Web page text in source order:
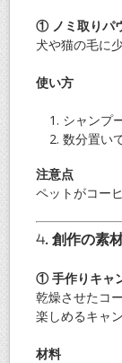
① ノミ取りパ
犬や猫の毛に
使い方
シャンプ
数分置い
注意点
ペットがコー
4. 創作の素
① 手作りキャ
乾燥させたコ
楽しめるキャ
材料